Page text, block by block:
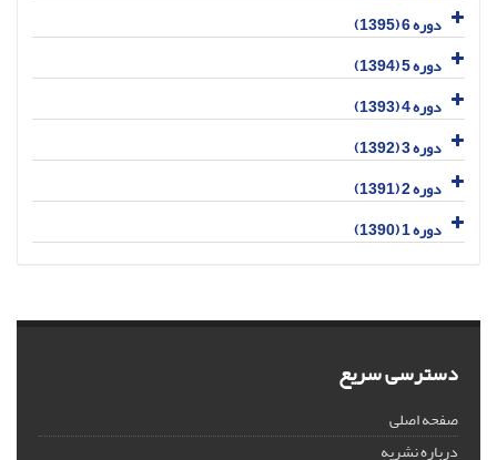
دوره 6 (1395)
دوره 5 (1394)
دوره 4 (1393)
دوره 3 (1392)
دوره 2 (1391)
دوره 1 (1390)
دسترسی سریع
صفحه اصلی
درباره نشریه